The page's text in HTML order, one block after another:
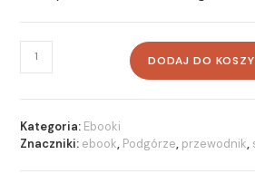
DODAJ DO
Kategoria: Ebooki
Znaczniki: ebook, Podgórze, przewodnik,